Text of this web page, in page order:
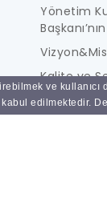
ve
edilmektedir.
Yönetim
Kalite ve
Foto Galeri